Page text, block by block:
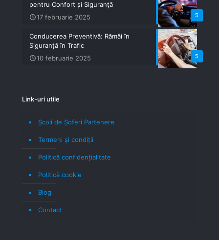
5
pentru Confort și Siguranță
17 februarie 2025
5
Conducerea Preventivă: Rămâi în
Siguranță în Trafic
10 februarie 2025
Link-uri utile
Școli de Șoferi Partenere
Termeni şi condiţii
Politică confidenţialitate
Politică cookie
Blog
Contact